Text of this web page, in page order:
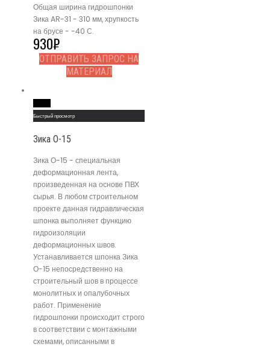
Общая ширина гидрошпонки
Зика AR-31 - 310 мм, хрупкость
на брусе - -40 С.
930₽
ОТПРАВИТЬ ЗАПРОС НА
МАТЕРИАЛ
Быстрый просмотр
Зика О-15
Зика О-15 - специальная
деформационная лента,
произведенная на основе ПВХ
сырья. В любом строительном
проекте данная гидравлическая
шпонка выполняет функцию
гидроизоляции
деформационных швов.
Устанавливается шпонка Зика
О-15 непосредственно на
строительный шов в процессе
монолитных и опалубочных
работ. Применение
гидрошпонки происходит строго
в соответствии с монтажными
схемами, описанными в